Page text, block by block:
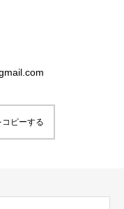
ピーする